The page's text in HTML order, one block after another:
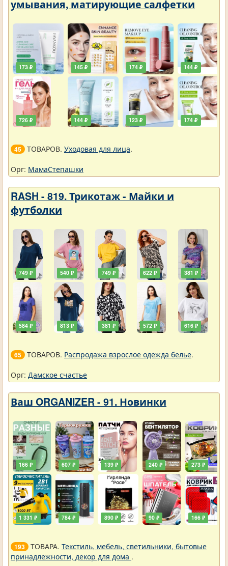
умывания, матирующие салфетки
173 ₽
726 ₽
145 ₽
144 ₽
174 ₽
123 ₽
144 ₽
174 ₽
45 ТОВАРОВ. Уходовая для лица.
Орг: МамаСтепашки
RASH - 819. Трикотаж - Майки и
футболки
749 ₽
584 ₽
540 ₽
813 ₽
749 ₽
381 ₽
622 ₽
572 ₽
381 ₽
616 ₽
65 ТОВАРОВ. Распродажа взрослое одежда белье.
Орг: Дамское счастье
Ваш ORGANIZER - 91. Новинки
166 ₽
1 331 ₽
607 ₽
784 ₽
139 ₽
890 ₽
240 ₽
90 ₽
273 ₽
166 ₽
193 ТОВАРА. Текстиль, мебель, светильники, бытовые
принадлежности, декор для дома .